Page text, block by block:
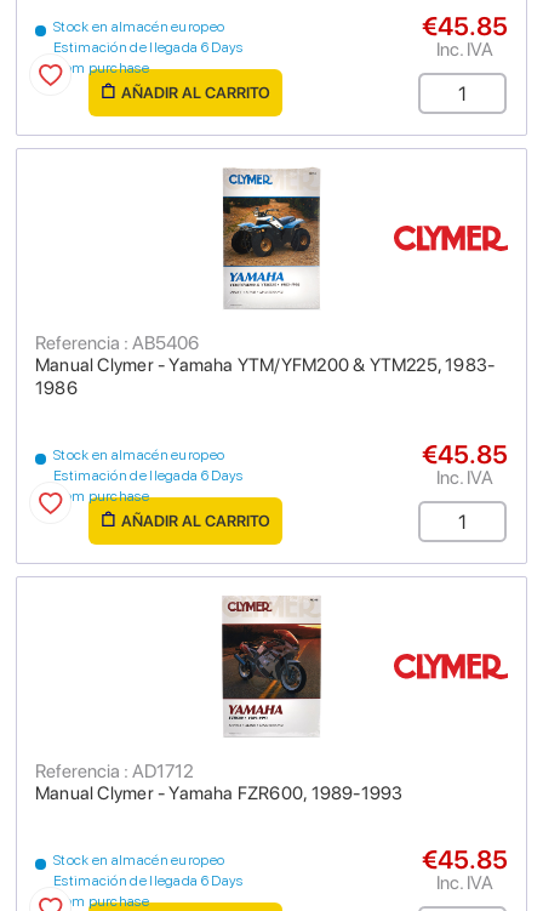
Stock en almacén europeo
Estimación de llegada 6 Days
from purchase
€45.85
Inc. IVA
AÑADIR AL CARRITO
Manual Clymer - Yamaha YTM/YFM200 & YTM225, 1983-
1986
Referencia : AB5406
Stock en almacén europeo
Estimación de llegada 6 Days
from purchase
€45.85
Inc. IVA
AÑADIR AL CARRITO
Manual Clymer - Yamaha FZR600, 1989-1993
Referencia : AD1712
Stock en almacén europeo
Estimación de llegada 6 Days
from purchase
€45.85
Inc. IVA